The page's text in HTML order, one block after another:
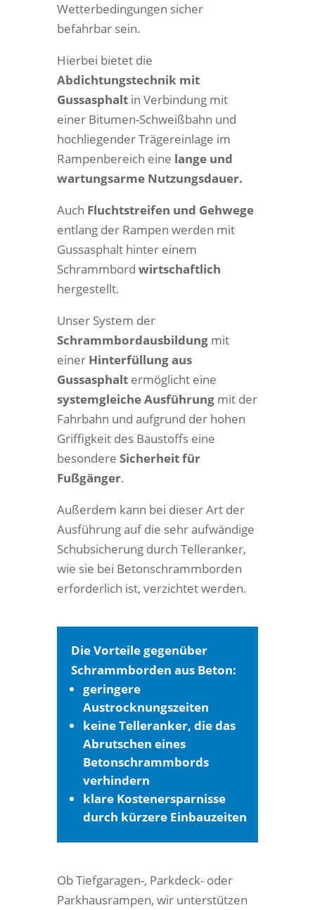
Wetterbedingungen sicher
befahrbar sein.
Hierbei bietet die
Abdichtungstechnik mit
Gussasphaltin Verbindung mit
einer Bitumen-Schweißbahn und
hochliegender Trägereinlage im
Rampenbereich eine lange und
wartungsarme Nutzungsdauer.
Auch Fluchtstreifen und Gehwege
entlang der Rampen werden mit
Gussasphalt hinter einem
Schrammbord wirtschaftlich
hergestellt.
Unser System der
Schrammbordausbildungmit
einer Hinterfüllung aus
Gussasphaltermöglicht eine
systemgleiche Ausführungmit der
Fahrbahn und aufgrund der hohen
Griffigkeit des Baustoffs eine
besondere Sicherheit für
Fußgänger.
Außerdem kann bei dieser Art der
Ausführung auf die sehr aufwändige
Schubsicherung durch Telleranker,
wie sie bei Betonschrammborden
erforderlich ist, verzichtet werden.
Die Vorteile gegenüber
Schrammborden aus Beton:
geringere
Austrocknungszeiten
keine Telleranker, die das
Abrutschen eines
Betonschrammbords
verhindern
klare Kostenersparnisse
durch kürzere Einbauzeiten
Ob Tiefgaragen-, Parkdeck- oder
Parkhausrampen, wir unterstützen